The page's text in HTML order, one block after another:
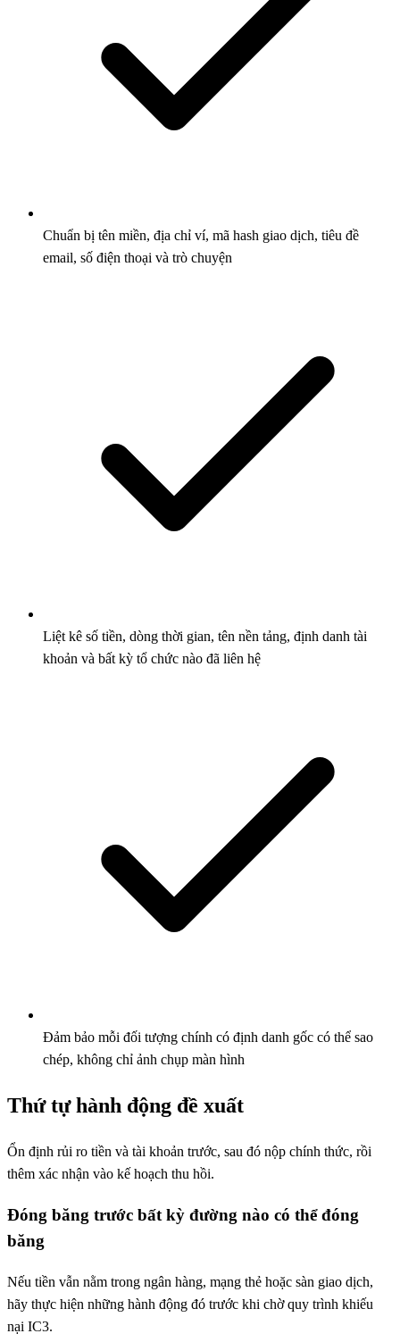
Chuẩn bị tên miền, địa chỉ ví, mã hash giao dịch, tiêu đề
email, số điện thoại và trò chuyện
Liệt kê số tiền, dòng thời gian, tên nền tảng, định danh tài
khoản và bất kỳ tổ chức nào đã liên hệ
Đảm bảo mỗi đối tượng chính có định danh gốc có thể sao
chép, không chỉ ảnh chụp màn hình
Thứ tự hành động đề xuất
Ổn định rủi ro tiền và tài khoản trước, sau đó nộp chính thức, rồi
thêm xác nhận vào kế hoạch thu hồi.
Đóng băng trước bất kỳ đường nào có thể đóng
băng
Nếu tiền vẫn nằm trong ngân hàng, mạng thẻ hoặc sàn giao dịch,
hãy thực hiện những hành động đó trước khi chờ quy trình khiếu
nại IC3.